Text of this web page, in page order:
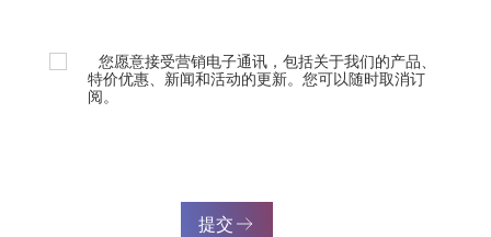
您愿意接受营销电子通讯，包括关于我们的产品、
特价优惠、新闻和活动的更新。您可以随时取消订
阅。
提交